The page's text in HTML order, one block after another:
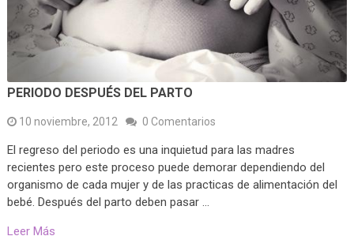
PERIODO DESPUÉS DEL PARTO
10 noviembre, 2012 0 Comentarios
El regreso del periodo es una inquietud para las madres
recientes pero este proceso puede demorar dependiendo del
organismo de cada mujer y de las practicas de alimentación del
bebé. Después del parto deben pasar …
Leer Más